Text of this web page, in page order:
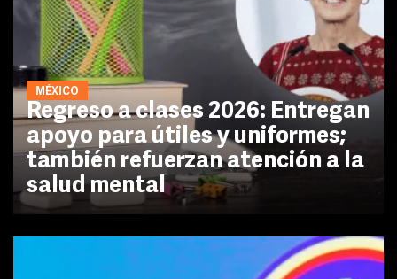
MÉXICO
Regreso a clases 2026: Entregan
apoyo para útiles y uniformes;
también refuerzan atención a la
salud mental